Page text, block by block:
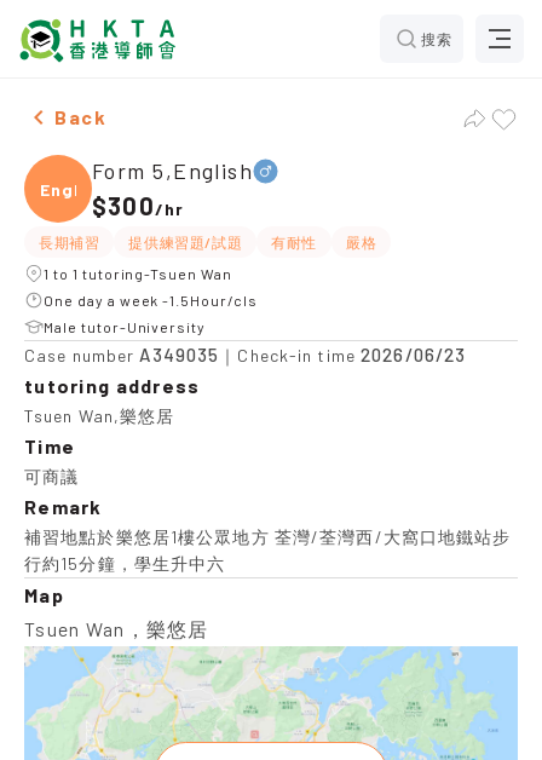
搜索
Male Form 5,English，Tsuen Wan Tuition
Back
Engli
Form 5,English
$300/hr
長期補習 提供練習題/試題 有耐性
嚴格
1 to 1 tutoring-Tsuen Wan
One day a week -1.5Hour/cls
Male tutor-University
Case number A349035 ｜Check-in time2026/06/23
tutoring address
Tsuen Wan,樂悠居
Time
可商議
Remark
補習地點於樂悠居1樓公眾地方 荃灣/荃灣西/大窩口地鐵站步
行約15分鐘，學生升中六
Map
Tsuen Wan，樂悠居